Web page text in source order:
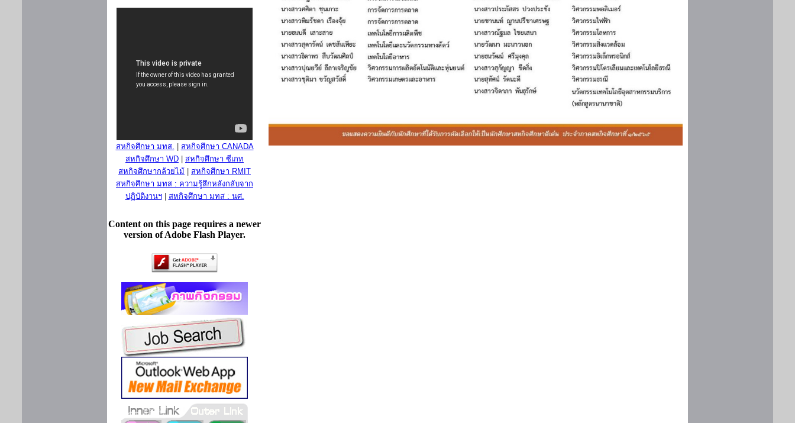
สหกิจศึกษา มทส.
สหกิจศึกษา CANADA
สหกิจศึกษา WD
สหกิจศึกษา ซีเกท
สหกิจศึกษากล้วยไม้
สหกิจศึกษา RMIT
สหกิจศึกษา มทส : ความรู้สึกหลังกลับจาก
ปฏิบัติงานฯ| สหกิจศึกษา มทส : นศ.
Content on this page requires a newer
version of Adobe Flash Player.